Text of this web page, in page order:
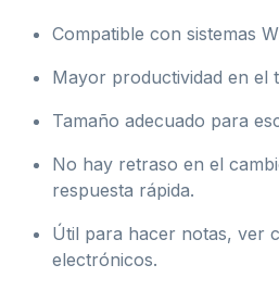
Compatible con sistemas
Mayor productividad en el
Tamaño adecuado para
No hay retraso en el
respuesta rápida.
Útil para hacer notas, ver
electrónicos.